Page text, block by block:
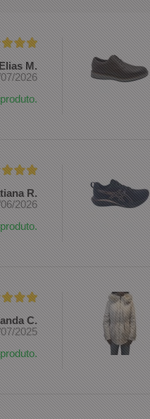
M.
2026
R.
2026
C.
2025